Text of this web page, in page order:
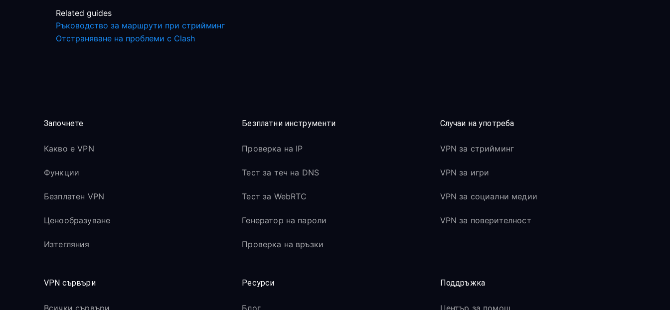
Related guides
Ръководство за маршрути при стрийминг
Отстраняване на проблеми с Clash
Започнете
Какво е VPN
Функции
Безплатен VPN
Ценообразуване
Изтегляния
Безплатни инструменти
Проверка на IP
Тест за теч на DNS
Тест за WebRTC
Генератор на пароли
Проверка на връзки
Случаи на употреба
VPN за стрийминг
VPN за игри
VPN за социални медии
VPN за поверителност
VPN сървъри
Всички сървъри
Ресурси
Блог
Поддръжка
Център за помощ